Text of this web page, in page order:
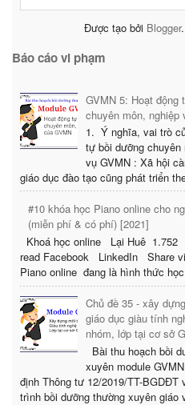
Được tạo bởi Blogger.
Báo cáo vi phạm
GVMN 5: Hoạt động
chuyên môn, nghiệp
1. Ý nghĩa, vai trò
tự bồi dưỡng chuyên
vụ GVMN : Xã hội
giáo dục đào tạo cũng phát triển
#10 khóa học Piano online cho
(miễn phí & có phí) [2021]
Khoá học online Lại Huê 1.752
read Facebook LinkedIn Share
Piano online đang là hình thức
Chủ đề 35 - xây
giáo dục giàu tính
nhóm, lớp tại cơ sở
Bài thu hoạch bồi
xuyên module
định Thông tư 12/2019/TT-BGDĐT
trình bồi dưỡng thường xuyên giáo